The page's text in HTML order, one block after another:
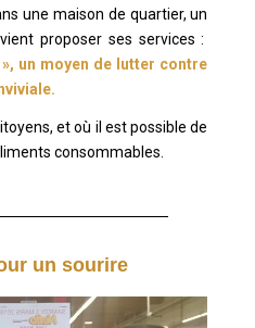
une maison de quartier, un
proposer ses services :
un moyen de lutter contre
et où il est possible de
consommables.
un sourire